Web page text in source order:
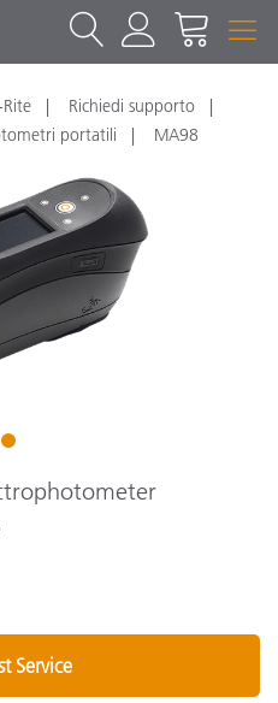
Richiedi supporto
portatili MA98
1
Service